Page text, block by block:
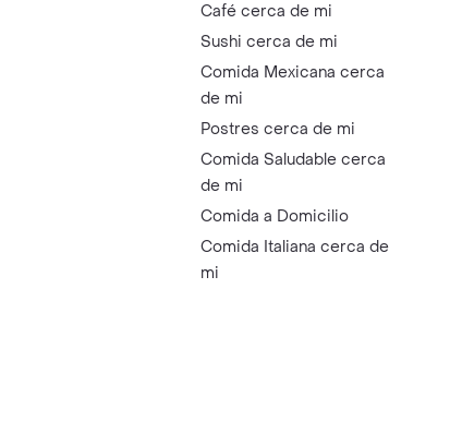
Café cerca de mi
Sushi cerca de mi
Comida Mexicana cerca
de mi
Postres cerca de mi
Comida Saludable cerca
de mi
Comida a Domicilio
Comida Italiana cerca de
mi